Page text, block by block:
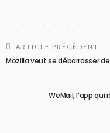
ARTICLE PRÉCÉDENT
Mozilla veut se débarrasser
WeMail, l’app